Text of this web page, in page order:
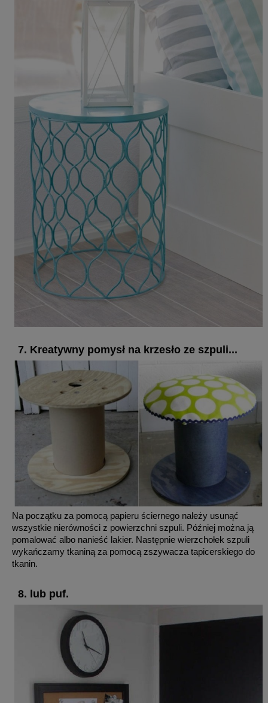
7. Kreatywny pomysł na krzesło ze szpuli...
Na początku za pomocą papieru ściernego należy usunąć
wszystkie nierówności z powierzchni szpuli. Później można ją
pomalować albo nanieść lakier. Następnie wierzchołek szpuli
wykańczamy tkaniną za pomocą zszywacza tapicerskiego do
tkanin.
8. lub puf.